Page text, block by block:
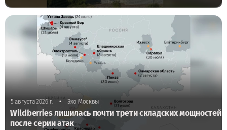
5 августа 2026 г. • Эхо Москвы
Wildberries лишилась почти трети складских мощностей
после серии атак